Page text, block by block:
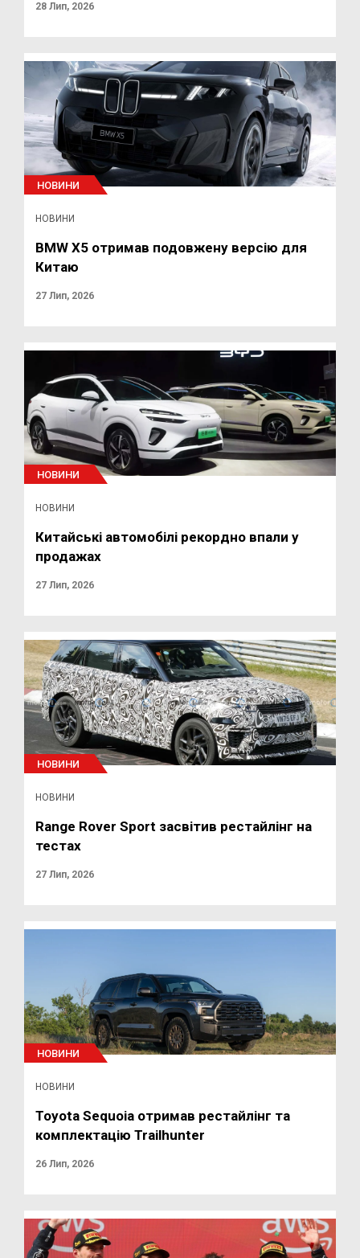
28 Лип, 2026
НОВИНИ
НОВИНИ
BMW X5 отримав подовжену версію для
Китаю
27 Лип, 2026
НОВИНИ
НОВИНИ
Китайські автомобілі рекордно впали у
продажах
27 Лип, 2026
НОВИНИ
НОВИНИ
Range Rover Sport засвітив рестайлінг на
тестах
27 Лип, 2026
НОВИНИ
НОВИНИ
Toyota Sequoia отримав рестайлінг та
комплектацію Trailhunter
26 Лип, 2026